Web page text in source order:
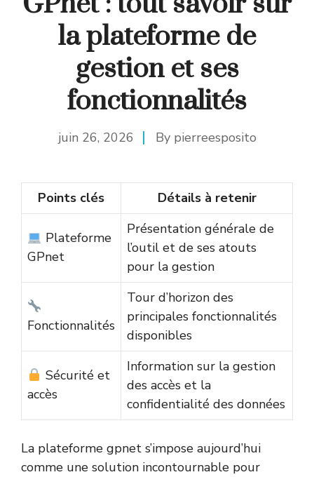
la plateforme de
gestion et ses
fonctionnalités
juin 26, 2026 By pierreesposito
Points clés Détails à retenir
Plateforme
GPnet
Présentation générale de
l’outil et de ses atouts
pour la gestion
Fonctionnalités
Tour d’horizon des
principales fonctionnalités
disponibles
Sécurité et
accès
Information sur la gestion
des accès et la
confidentialité des données
La plateforme gpnet s’impose aujourd’hui
comme une solution incontournable pour